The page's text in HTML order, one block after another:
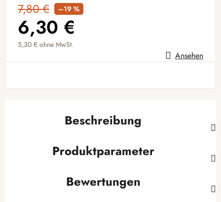
7,80 € –19 %
6,30 €
5,30 € ohne MwSt.
Verkaufspreis: Ansehen
Beschreibung
Produktparameter
Bewertungen